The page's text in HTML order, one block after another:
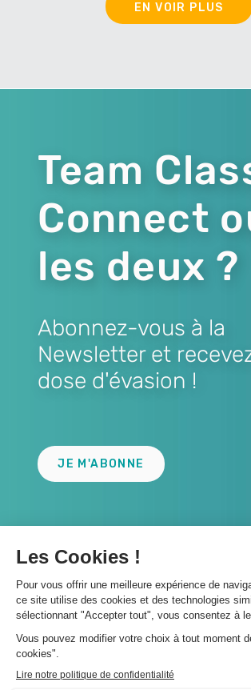
EN VOIR PLUS
Team
Connect
les deux ?
Abonnez-vous à la
Newsletter et
dose d'évasion !
JE M'ABONNE
A propos 👇